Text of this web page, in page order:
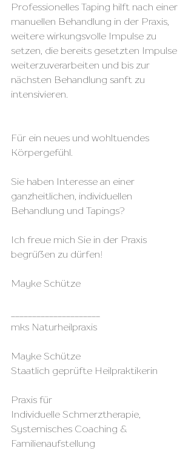
Professionelles Taping hilft nach einer
manuellen Behandlung in der Praxis,
weitere wirkungsvolle Impulse zu
setzen, die bereits gesetzten Impulse
weiterzuverarbeiten und bis zur
nächsten Behandlung sanft zu
intensivieren.
Für ein neues und wohltuendes
Körpergefühl.
Sie haben Interesse an einer
ganzheitlichen, individuellen
Behandlung und Tapings?
Ich freue mich Sie in der Praxis
begrüßen zu dürfen!
Mayke Schütze
mks Naturheilpraxis
Mayke Schütze
Staatlich geprüfte Heilpraktikerin
Praxis für
Individuelle Schmerztherapie,
Systemisches Coaching &
Familienaufstellung